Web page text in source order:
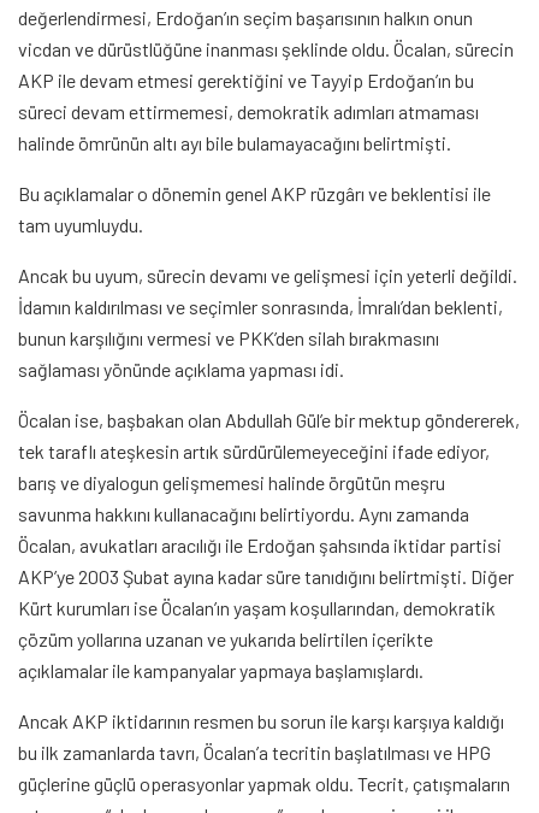
değerlendirmesi, Erdoğan’ın seçim başarısının halkın onun
vicdan ve dürüstlüğüne inanması şeklinde oldu. Öcalan, sürecin
AKP ile devam etmesi gerektiğini ve Tayyip Erdoğan’ın bu
süreci devam ettirmemesi, demokratik adımları atmaması
halinde ömrünün altı ayı bile bulamayacağını belirtmişti.
Bu açıklamalar o dönemin genel AKP rüzgârı ve beklentisi ile
tam uyumluydu.
Ancak bu uyum, sürecin devamı ve gelişmesi için yeterli değildi.
İdamın kaldırılması ve seçimler sonrasında, İmralı’dan beklenti,
bunun karşılığını vermesi ve PKK’den silah bırakmasını
sağlaması yönünde açıklama yapması idi.
Öcalan ise, başbakan olan Abdullah Gül’e bir mektup göndererek,
tek taraflı ateşkesin artık sürdürülemeyeceğini ifade ediyor,
barış ve diyalogun gelişmemesi halinde örgütün meşru
savunma hakkını kullanacağını belirtiyordu. Aynı zamanda
Öcalan, avukatları aracılığı ile Erdoğan şahsında iktidar partisi
AKP’ye 2003 Şubat ayına kadar süre tanıdığını belirtmişti. Diğer
Kürt kurumları ise Öcalan’ın yaşam koşullarından, demokratik
çözüm yollarına uzanan ve yukarıda belirtilen içerikte
açıklamalar ile kampanyalar yapmaya başlamışlardı.
Ancak AKP iktidarının resmen bu sorun ile karşı karşıya kaldığı
bu ilk zamanlarda tavrı, Öcalan’a tecritin başlatılması ve HPG
güçlerine güçlü operasyonlar yapmak oldu. Tecrit, çatışmaların